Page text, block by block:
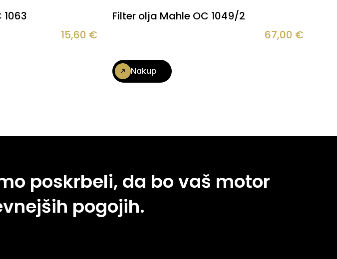
15,60 €
Filter olja Mahle OC 1049/2
67,00 €
Nakup
poskrbeli, da bo vaš motor
pogojih.